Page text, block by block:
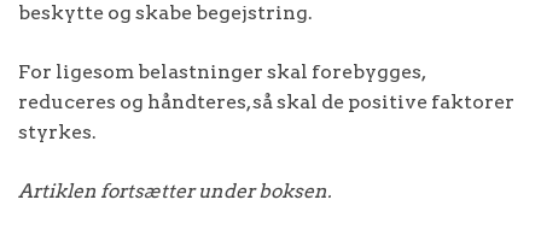
beskytte og skabe begejstring.
For ligesom belastninger skal forebygges,
reduceres og håndteres, så skal de positive faktorer
styrkes.
Artiklen fortsætter under boksen.